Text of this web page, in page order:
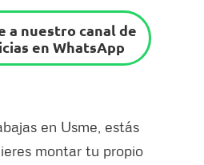
a nuestro canal de
en WhatsApp
en Usme, estás
montar tu propio